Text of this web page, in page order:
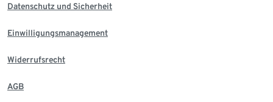
Datenschutz und Sicherheit
Einwilligungsmanagement
Widerrufsrecht
AGB